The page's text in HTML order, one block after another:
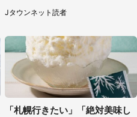
たもの（山口県・30代女性）
Jタウンネット読者
「札幌行きたい」「絶対美味し